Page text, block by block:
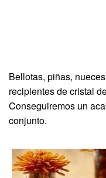
Bellotas, piñas,
recipientes de cristal
Conseguiremos un
conjunto.